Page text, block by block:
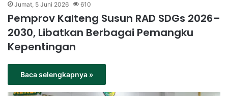
Jumat, 5 Juni 2026 610
Pemprov Kalteng Susun RAD SDGs 2026–
2030, Libatkan Berbagai Pemangku
Kepentingan
Baca selengkapnya »